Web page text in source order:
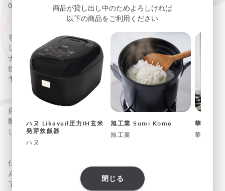
030197
を研ぐのは面倒だな」炊きたてごはんを食べたいけれど、忙
しい毎日では難しいと感じていませんか？ Panasonic（パ
ナソニック）の「自動計量IH炊飯器 SR-AX1」は、計量から
炊飯まで全自動でできる炊飯器。外出先からもスマホで炊飯
予約ができますよ。
【無洗米と水をセットして自動計量炊飯】
自動計量炊飯では、米タンクと水タンクから無洗米と水を自
動で内釜へ送って、重量センサーで検知。正確な計量でおい
しくごはんを炊き上げます。
仕事の合間や外出先から、帰宅時間に合わせて炊きたてごは
んの炊飯予約が可能。変更やキャンセルもスマホの操作で完
了です。
商品が貸し出し中のためよろしければ
以下の商品をご利用ください
ハヌ Likaveil圧力IH玄米
発芽炊飯器
ハヌ
旭工業 Sumi Kome
旭工業
華月
華月
閉じる